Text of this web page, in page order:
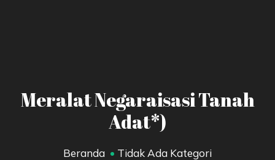
Meralat Negaraisasi Tanah
Adat*)
Beranda Tidak Ada Kategori